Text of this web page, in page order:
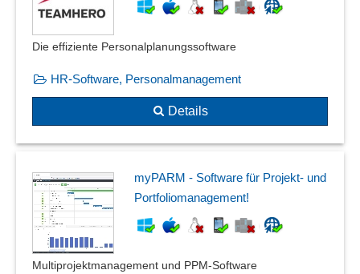
Die effiziente Personal­planungs­software
HR-Software, Personalmanagement
Details
myPARM - Software für Projekt- und
Portfoliomanagement!
Multiprojektmanagement und PPM-Software